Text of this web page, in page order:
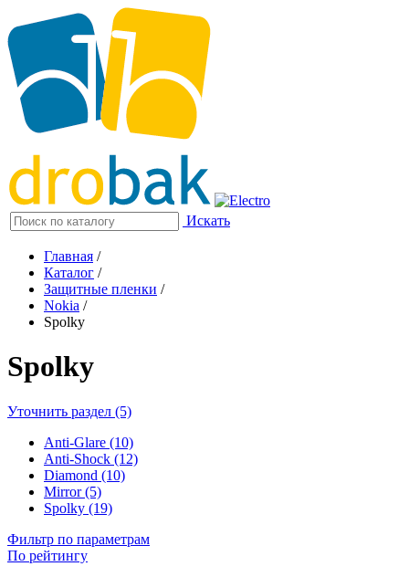
Искать
Главная /
Каталог /
Защитные пленки /
Nokia /
Spolky
Spolky
Уточнить раздел (5)
Anti-Glare (10)
Anti-Shock (12)
Diamond (10)
Mirror (5)
Spolky (19)
Фильтр по параметрам
По рейтингу